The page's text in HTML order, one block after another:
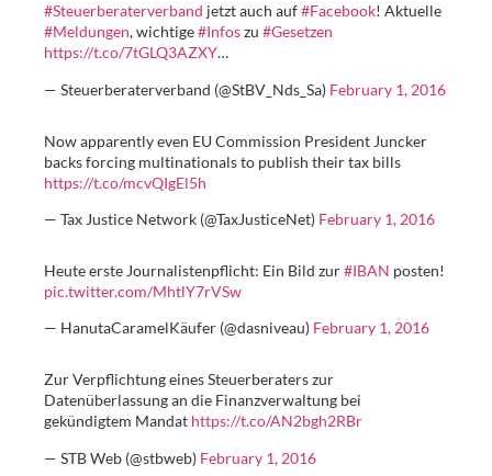
#Steuerberaterverband jetzt auch auf#Facebook! Aktuelle
#Meldungen, wichtige#Infoszu #Gesetzen
https://t.co/7tGLQ3AZXY…
— Steuerberaterverband (@StBV_Nds_Sa) February 1, 2016
Now apparently even EU Commission President Juncker
backs forcing multinationals to publish their tax bills
https://t.co/mcvQIgEl5h
— Tax Justice Network (@TaxJusticeNet) February 1, 2016
Heute erste Journalistenpflicht: Ein Bild zur#IBAN posten!
pic.twitter.com/MhtlY7rVSw
— HanutaCaramelKäufer (@dasniveau) February 1, 2016
Zur Verpflichtung eines Steuerberaters zur
Datenüberlassung an die Finanzverwaltung bei
gekündigtem Mandat https://t.co/AN2bgh2RBr
— STB Web (@stbweb) February 1, 2016